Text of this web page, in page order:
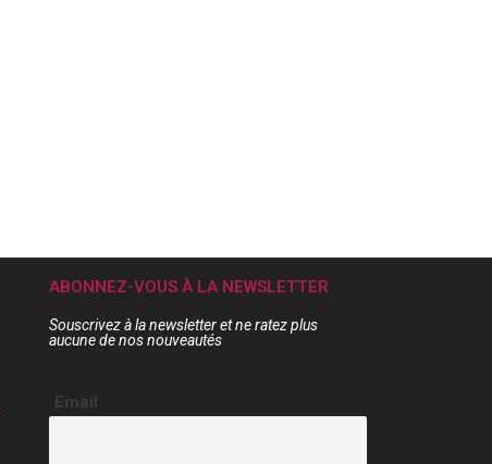
ABONNEZ-VOUS À LA NEWSLETTER
Souscrivez à la newsletter et ne ratez plus
aucune de nos nouveautés
Email